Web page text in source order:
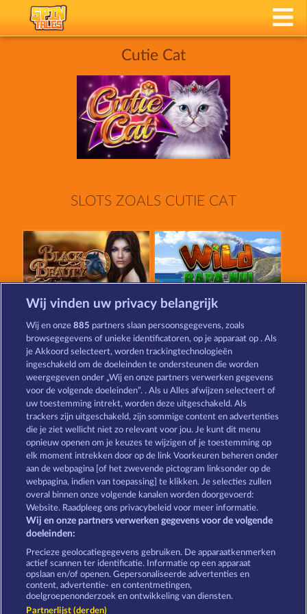
Cutie Cat
SLOTS ZOALS CUTIE CAT
Black Beauty Wild Rapa Nui
Savanna Moon King of the Jungle
Algemene voorwaarden Privacyverklaring
Colofon Bedrijf FAQ
Partnerprogramma Facebook
Terugbetalingsverzoek indienen
Wij vinden uw privacy belangrijk
Wij en onze885 partners slaan persoonsgegevens, zoals
browsegegevens of unieke identificatoren, op je apparaat op . Als
je Akkoord selecteert, worden trackingtechnologieën
ingeschakeld om de doeleinden te ondersteunen die worden
weergegeven onder „Wij en onze partners verwerken gegevens
voor de volgende doeleinden”. . Als u Alles afwijzen selecteert of
uw toestemming intrekt, worden deze uitgeschakeld. Als
trackers zijn uitgeschakeld, zijn sommige content en advertenties
die je ziet wellicht niet zo relevant voor jou. Je kunt dit menu
opnieuw openen om je keuzes te wijzigen of je toestemming op
elk moment intrekken door op de link Voorkeuren beheren onder
aan de webpagina [of het zwevende pictogram linksonder op de
webpagina, indien van toepassing] te klikken. Je selecties zullen
overal binnen onze volgende kanalen worden doorgevoerd:
Website. Raadpleeg ons privacybeleid voor meer informatie.
Wij en onze partners verwerken gegevens voor de volgende
doeleinden:
Precieze geolocatiegegevens gebruiken. De apparaatkenmerken
actief scannen ter identificatie. Informatie op een apparaat
opslaan en/of openen. Gepersonaliseerde advertenties en
content, advertentie- en contentmetingen,
doelgroepenonderzoek en ontwikkeling van diensten.
Partnerlijst (derden)